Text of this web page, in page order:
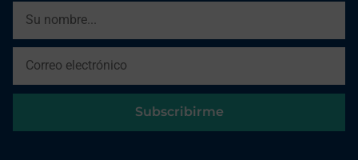
Subscribirme